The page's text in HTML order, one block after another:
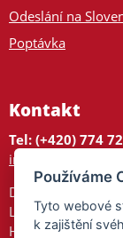
Odeslání na
Poptávka
Kontakt
Tel: (+420) 774
info@tajnedarky.cz
Dárkové centrum
Legionářů 2
Hodonín
Používáme
Tyto webové
k zajištění